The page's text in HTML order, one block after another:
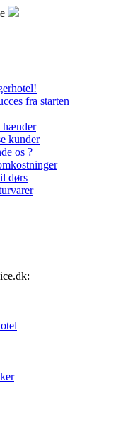
fra starten
hænder
kunder
os ?
dørs